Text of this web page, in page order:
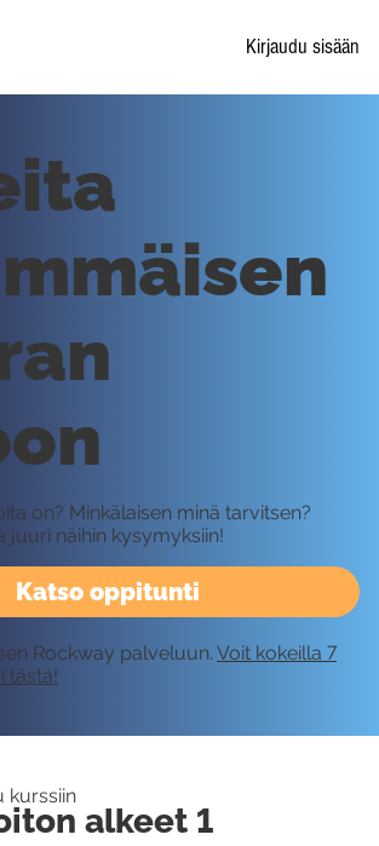
Kirjaudu sisään
Katso oppitunti
on? Minkälaisen minä tarvitsen?
juuri näihin kysymyksiin!
Rockway palveluun. Voit kokeilla 7
tästä!
kurssiin
alkeet 1